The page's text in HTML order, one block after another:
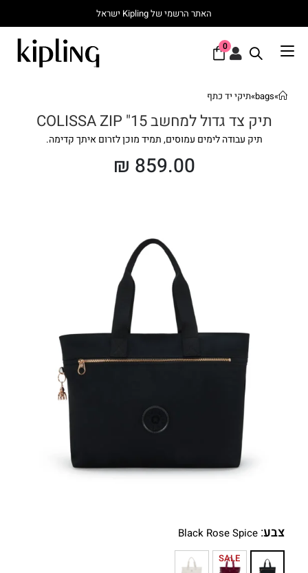
האתר הרשמי של Kipling ישראל
0
»
bags
»תיקי יד כתף
תיק צד גדול למחשב 15" COLISSA ZIP
תיק עבודה לימים עמוסים, תמיד מוכן לזרום איתך קדימה.
₪ 859.00
צבע:
Black Rose Spice
SALE